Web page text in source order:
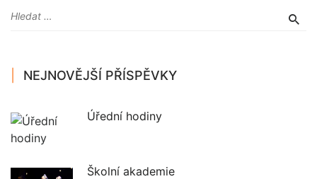
NEJNOVĚJŠÍ PŘÍSPĚVKY
Úřední hodiny
Školní akademie